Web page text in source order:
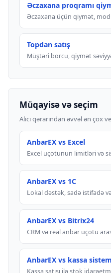
Əczaxana proqramı
Əczaxana üçün qiymət,
Topdan satış
Müştəri borcu, qiymət
Müqayisə və seçim
Alıcı qərarından əvvəl ən çox
AnbarEX vs Excel
Excel uçotunun limitləri və
AnbarEX vs 1C
Lokal dəstək, sadə istifadə
AnbarEX vs Bitrix24
CRM və real anbar uçotu
AnbarEX vs kassa
Kassa satışı ilə stok